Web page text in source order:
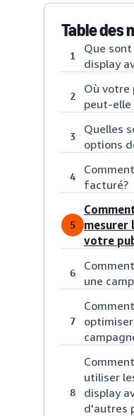
Table des
1
Que
display
2
Où votre
peut-elle
3
Quelles
options
4
facturé?
5
mesurer
votre
6
une
7
8
utiliser
display
d'autres